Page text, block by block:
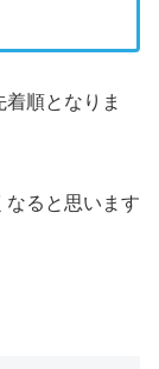
順となりま
なると思います